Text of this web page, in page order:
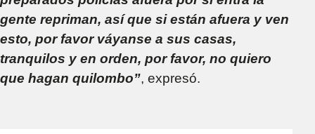
gente repriman, así que si están afuera y ven
esto, por favor váyanse a sus casas,
tranquilos y en orden, por favor, no quiero
que hagan quilombo”, expresó.